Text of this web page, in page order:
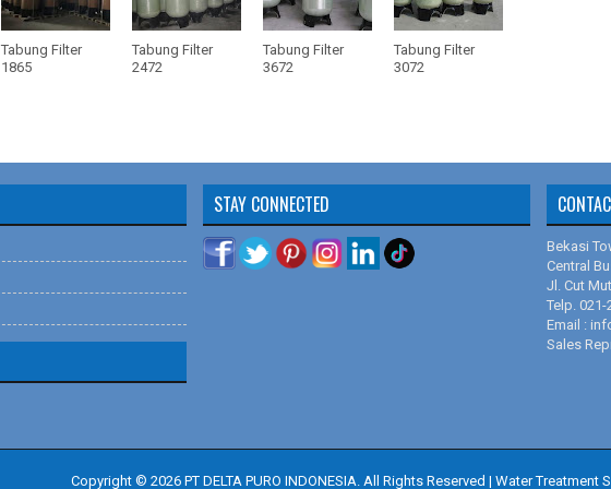
Tabung Filter
1865
Tabung Filter
2472
Tabung Filter
3672
Tabung Filter
3072
Sand
Fungsi
Membran
Filmtec
Tabung
Filmtec
Ailipu JM
STAY CONNECTED
Bekasi
Central
Jl. Cut
Telp. 021-
Email :
Sales
Copyright © 2026 PT DELTA PURO INDONESIA. All Rights Reserved | Water Treatment